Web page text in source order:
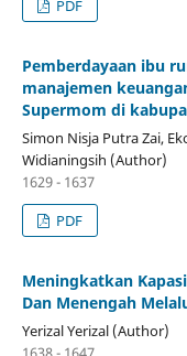
PDF
Pemberdayaan ibu
manajemen
Supermom di
Simon Nisja Putra Zai,
Widianingsih (Author)
1629 - 1637
PDF
Meningkatkan
Dan Menengah
Yerizal Yerizal (Author)